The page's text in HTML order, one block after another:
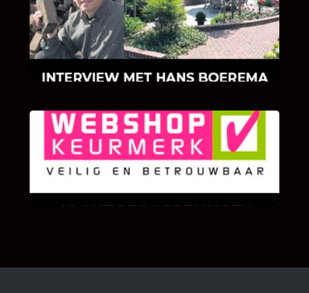
Hoe Bricks and Stones ontstaan is en wat
Hans Boerema motiveert in de wereld van
klinkers en tegels!
KLANT BEOORDELINGEN
We zijn er zeer op gesteld om te weten wat u
als klant van ons en onze diensten vindt.